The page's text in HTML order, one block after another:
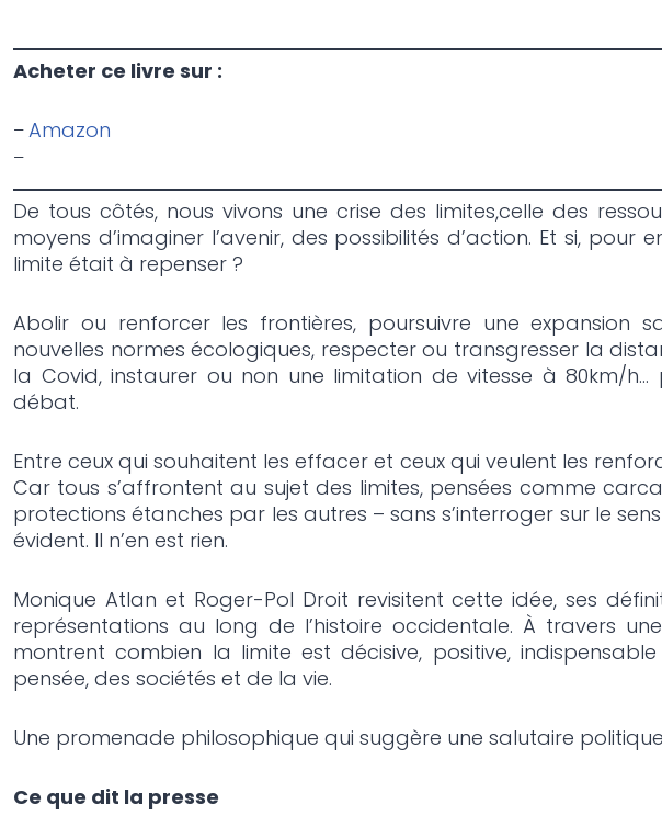
Acheter ce livre sur :
–Amazon
De tous côtés, nous vivons une crise des limites,celle des
moyens d’imaginer l’avenir, des possibilités d’action. Et si, pour
limite était à repenser ?
Abolir ou renforcer les frontières, poursuivre une expansion
nouvelles normes écologiques, respecter ou transgresser la
la Covid, instaurer ou non une limitation de vitesse à 80km/
débat.
Entre ceux qui souhaitent les effacer et ceux qui veulent les
Car tous s’affrontent au sujet des limites, pensées comme
protections étanches par les autres – sans s’interroger sur le
évident. Il n’en est rien.
Monique Atlan et Roger-Pol Droit revisitent cette idée, ses
représentations au long de l’histoire occidentale. À travers
montrent combien la limite est décisive, positive,
pensée, des sociétés et de la vie.
Une promenade philosophique qui suggère une salutaire
Ce que dit la presse